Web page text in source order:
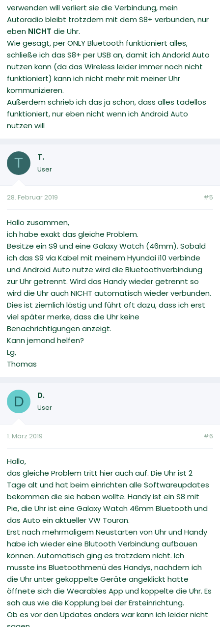
verwenden will verliert sie die Verbindung, mein
Autoradio bleibt trotzdem mit dem S8+ verbunden, nur
eben NICHT die Uhr.
Wie gesagt, per ONLY Bluetooth funktioniert alles,
schließe ich das S8+ per USB an, damit ich Andorid Auto
nutzen kann (da das Wireless leider immer noch nicht
funktioniert) kann ich nicht mehr mit meiner Uhr
kommunizieren.
Außerdem schrieb ich das ja schon, dass alles tadellos
funktioniert, nur eben nicht wenn ich Android Auto
nutzen will
T T.
User
28. Februar 2019 #5
Hallo zusammen,
ich habe exakt das gleiche Problem.
Besitze ein S9 und eine Galaxy Watch (46mm). Sobald
ich das S9 via Kabel mit meinem Hyundai i10 verbinde
und Android Auto nutze wird die Bluetoothverbindung
zur Uhr getrennt. Wird das Handy wieder getrennt so
wird die Uhr auch NICHT automatisch wieder verbunden.
Dies ist ziemlich lästig und führt oft dazu, dass ich erst
viel später merke, dass die Uhr keine
Benachrichtigungen anzeigt.
Kann jemand helfen?
Lg,
Thomas
D D.
User
1. März 2019 #6
Hallo,
das gleiche Problem tritt hier auch auf. Die Uhr ist 2
Tage alt und hat beim einrichten alle Softwareupdates
bekommen die sie haben wollte. Handy ist ein S8 mit
Pie, die Uhr ist eine Galaxy Watch 46mm Bluetooth und
das Auto ein aktueller VW Touran.
Erst nach mehrmaligem Neustarten von Uhr und Handy
habe ich wieder eine Blutooth Verbindung aufbauen
können. Automatisch ging es trotzdem nicht. Ich
musste ins Bluetoothmenü des Handys, nachdem ich
die Uhr unter gekoppelte Geräte angeklickt hatte
öffnete sich die Wearables App und koppelte die Uhr. Es
sah aus wie die Kopplung bei der Ersteinrichtung.
Ob es vor den Updates anders war kann ich leider nicht